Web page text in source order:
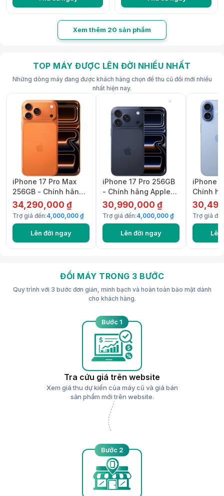
Xem thêm 20 sản phẩm
TOP MÁY ĐƯỢC LÊN ĐỜI NHIỀU NHẤT
Những dòng máy đang được khách hàng chọn để thu cũ đổi mới nhiều
nhất hiện nay.
iPhone 17 Pro Max
256GB - Chính hãng
Apple Việt Nam
34,290,000 ₫
Trợ giá đến:4,000,000 ₫
Lên đời ngay
iPhone 17 Pro 256GB
- Chính hãng Apple
Việt Nam
30,990,000 ₫
Trợ giá đến:4,000,000 ₫
Lên đời ngay
iPhone
Chính
Việt Nam
Trợ giá
ĐỔI MÁY TRONG 3 BƯỚC
Quy trình với 3 bước đơn giản, minh bạch và hoàn toàn bảo mật dành
cho khách hàng.
Bước 1
Tra cứu giá trên website
Xem giá thu dự kiến của máy cũ và giá bán
sản phẩm mới trên website.
Bước 2